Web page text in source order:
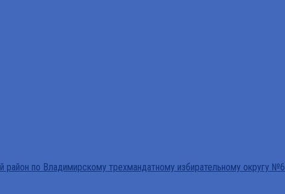
по Владимирскому трехмандатному избирательному округу №6